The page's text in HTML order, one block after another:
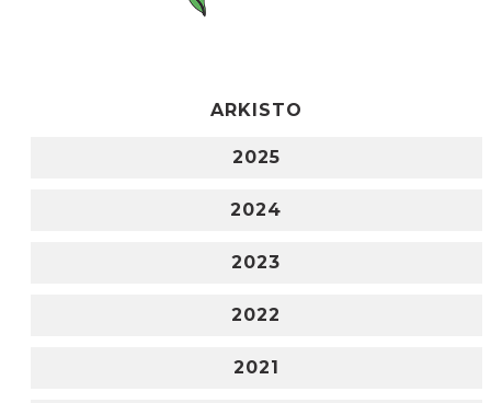
ARKISTO
2025
2024
2023
2022
2021